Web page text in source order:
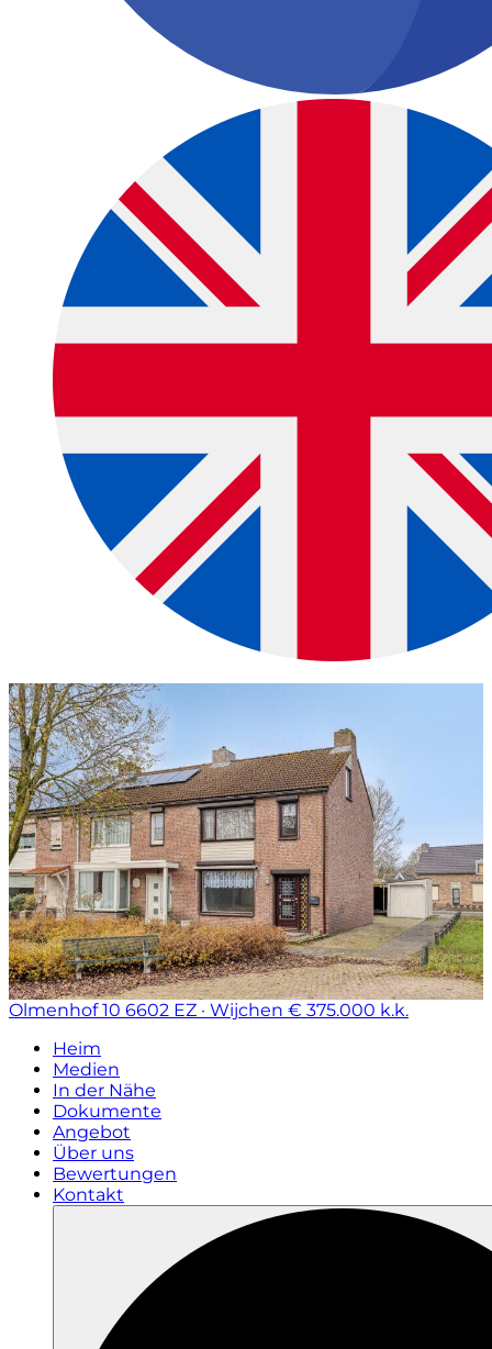
Olmenhof 10 6602 EZ · Wijchen € 375.000 k.k.
Heim
Medien
In der Nähe
Dokumente
Angebot
Über uns
Bewertungen
Kontakt